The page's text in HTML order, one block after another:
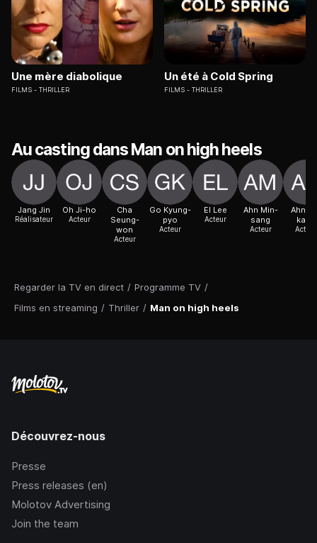
Regarder la TV en direct / Programme TV /
Films en streaming / Thriller / Man on high heels
Une mère diabolique
FILMS THRILLER
Un été à Cold Spring
FILMS THRILLER
Au casting dans Man on high heels
Jang Jin
Réalisateur
Oh Ji-ho
Acteur
Cha
Seung-
won
Acteur
Go Kyung-
pyo
Acteur
El Lee
Acteur
Ahn Min-
sang
Acteur
Ahn
kang
Acteur
Découvrez-nous
Presse
Press releases (en)
Molotov Advertising
Join the team